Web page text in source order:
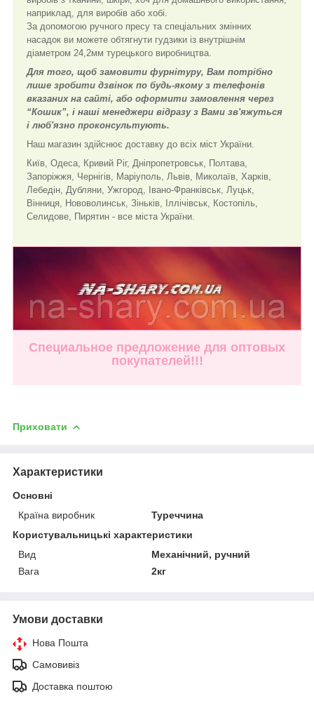
наприклад, для виробів або хобі.
За допомогою ручного пресу та спеціальних змінних
насадок ви можете обтягнути гудзики із внутрішнім
діаметром 24,2мм турецького виробництва.
Для того, щоб замовити фурнітуру, Вам потрібно
лише зробити дзвінок по будь-якому з телефонів
вказаних на сайті, або оформити замовлення через
“Кошик”, і наші менеджери відразу з Вами зв'яжуться
і люб'язно проконсультують.
Наш магазин здійснює доставку до всіх міст України.
Київ, Одеса, Кривий Ріг, Дніпропетровськ, Полтава,
Запоріжжя, Чернігів, Маріуполь, Львів, Миколаїв, Харків,
Лебедін, Дубляни, Ужгород, Івано-Франківськ, Луцьк,
Вінниця, Нововолинськ, Зіньків, Іллічівськ, Костопіль,
Селидове, Пирятин - все міста України.
Специальное предложение для оптовых
покупателей!!!
Приховати
Характеристики
Основні
Країна виробник
Туреччина
Користувальницькі характеристики
Вид
Механічний, ручний
Вага
2кг
Умови доставки
Нова Пошта
Самовивіз
Доставка поштою